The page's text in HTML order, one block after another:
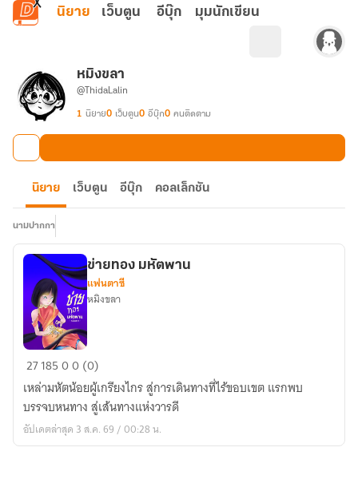
ข้ามไปยังเนื้อหาหลัก
นิยาย เว็บตูน อีบุ๊ก มุมนักเขียน
หมิงขลา
@ThidaLalin
1 นิยาย0 เว็บตูน0 อีบุ๊ก0 คนติดตาม
นิยาย เว็บตูน อีบุ๊ก คอลเล็กชัน
นามปากกา
ข่าย
ทอง
มหัต
พาน
ข่ายทอง มหัตพาน
แฟนตาซี
หมิงขลา
2718500 (0)
เหล่ามหัตน้อยผู้เกรียงไกร สู่การเดินทางที่ไร้ขอบเขต แรกพบ
บรรจบหนทาง สู่เส้นทางแห่งวารดี
อัปเดตล่าสุด 3 ส.ค. 69 / 00:28 น.